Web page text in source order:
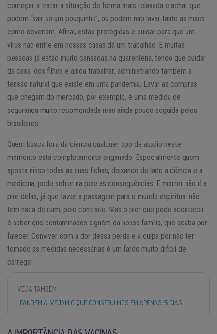
começar a tratar a situação de forma mais relaxada e achar que
podem “sair só um pouquinho”, ou podem não lavar tanto as mãos
como deveriam. Afinal, estão protegidas e cuidar para que um
vírus não entre em nossas casas dá um trabalhão. E muitas
pessoas já estão muito cansadas na quarentena, tendo que cuidar
da casa, dos filhos e ainda trabalhar, administrando também a
tensão natural que existe em uma pandemia. Lavar as compras
que chegam do mercado, por exemplo, é uma medida de
segurança muito recomendada mas ainda pouco seguida pelos
brasileiros.
Quem busca fora da ciência qualquer tipo de auxílio neste
momento está completamente enganado. Especialmente quem
aposta nisso todas as suas fichas, deixando de lado a ciência e a
medicina, pode sofrer na pele as consequências. E morrer não é a
pior delas, já que fazer a passagem para o mundo espiritual não
tem nada de ruim, pelo contrário. Mas o pior que pode acontecer
é saber que contaminados alguém da nossa família, que acaba por
falecer. Conviver com a dor dessa perda e a culpa por não ter
tomado as medidas necessárias é um fardo muito difícil de
carregar.
VEJA TAMBÉM
PANDEMIA: VEJAM O QUE CONSEGUIMOS EM APENAS 15 DIAS!